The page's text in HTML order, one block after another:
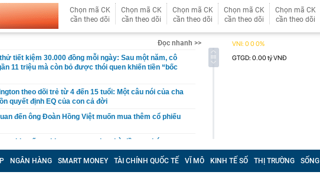
Chọn mã CK
cần theo dõi
Chọn mã CK
cần theo dõi
Chọn mã CK
cần theo dõi
Chọn mã CK
cần theo dõi
Chọn mã CK
cần theo dõi
Đọc nhanh >>
thử tiết kiệm 30.000 đồng mỗi ngày: Sau một năm, cô
11 triệu mà còn bỏ được thói quen khiến tiền “bốc
theo dõi trẻ từ 4 đến 15 tuổi: Một câu nói của cha
quyết định EQ của con cả đời
đến ông Đoàn Hồng Việt muốn mua thêm cổ phiếu
ra khuyến nghị quan trọng cho nhà đầu tư chứng
Việt Nam có doanh thu lớn hơn Vingroup, Petrolimex,
NGÂN HÀNG SMART MONEY TÀI CHÍNH QUỐC TẾ VĨ MÔ KINH TẾ SỐ THỊ TRƯỜNG SỐNG